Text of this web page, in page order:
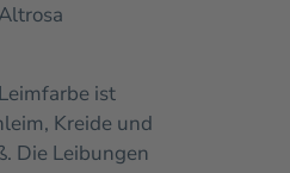
ist
Kreide und
Die Leibungen